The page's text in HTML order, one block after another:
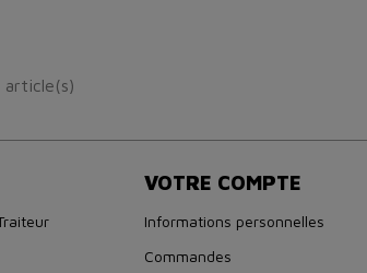
article(s)
VOTRE COMPTE
Informations personnelles
Commandes